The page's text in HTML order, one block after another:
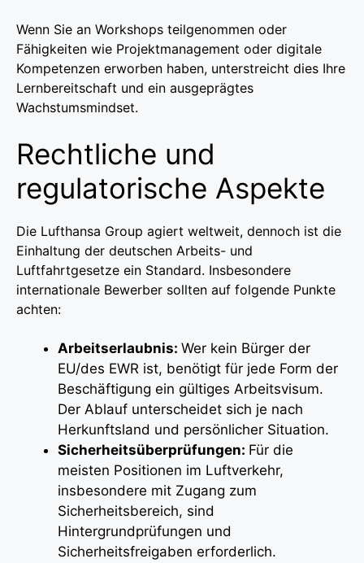
Wenn Sie an Workshops teilgenommen oder
Fähigkeiten wie Projektmanagement oder digitale
Kompetenzen erworben haben, unterstreicht dies Ihre
Lernbereitschaft und ein ausgeprägtes
Wachstumsmindset.
Rechtliche und
regulatorische Aspekte
Die Lufthansa Group agiert weltweit, dennoch ist die
Einhaltung der deutschen Arbeits- und
Luftfahrtgesetze ein Standard. Insbesondere
internationale Bewerber sollten auf folgende Punkte
achten:
Arbeitserlaubnis: Wer kein Bürger der
EU/des EWR ist, benötigt für jede Form der
Beschäftigung ein gültiges Arbeitsvisum.
Der Ablauf unterscheidet sich je nach
Herkunftsland und persönlicher Situation.
Sicherheitsüberprüfungen: Für die
meisten Positionen im Luftverkehr,
insbesondere mit Zugang zum
Sicherheitsbereich, sind
Hintergrundprüfungen und
Sicherheitsfreigaben erforderlich.